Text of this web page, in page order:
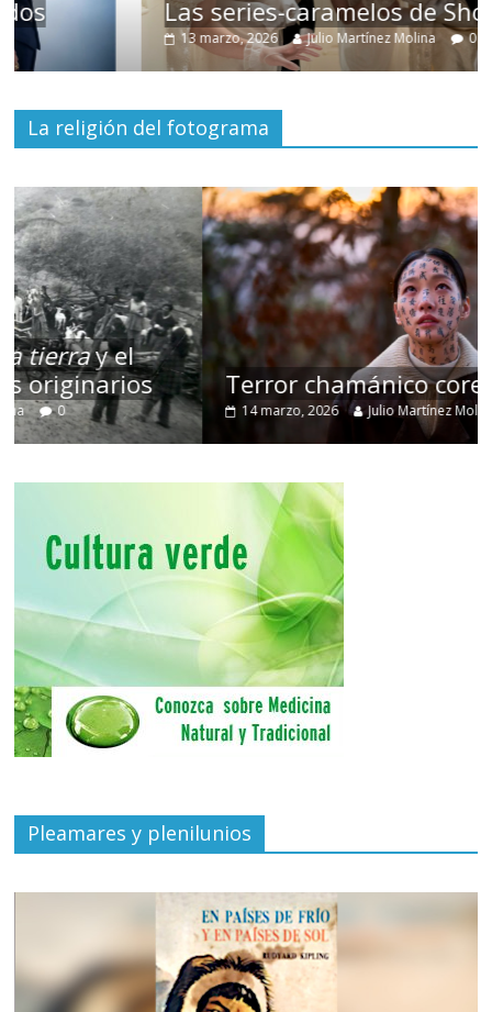
Las series-caramelos de Shondaland
Julio Martínez Molina 0
La religión del fotograma
Terror chamánico coreano
14 marzo, 2026 Julio Martínez Molina 0
Pleamares y plenilunios